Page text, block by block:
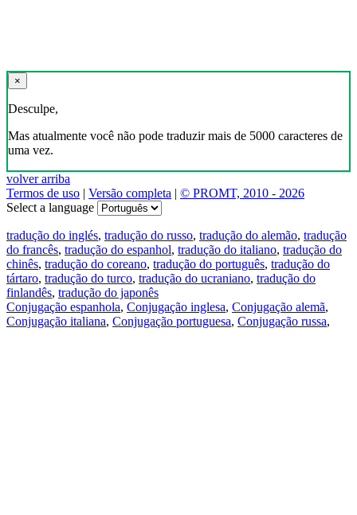
×
Desculpe,
Mas atualmente você não pode traduzir mais de 5000 caracteres de
uma vez.
volver arriba
Termos de uso | Versão completa | © PROMT, 2010 - 2026
Select a language
tradução do inglés, tradução do russo, tradução do alemão, tradução
do francês, tradução do espanhol, tradução do italiano, tradução do
chinês, tradução do coreano, tradução do português, tradução do
tártaro, tradução do turco, tradução do ucraniano, tradução do
finlandês, tradução do japonês
Conjugação espanhola, Conjugação inglesa, Conjugação alemã,
Conjugação italiana, Conjugação portuguesa, Conjugação russa,